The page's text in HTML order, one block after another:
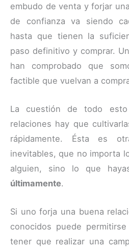
embudo de venta y forjar
de confianza va siendo
hasta que tienen la
paso definitivo y comprar.
han comprobado que
factible que vuelvan a
La cuestión de todo
relaciones hay que
rápidamente. Ésta es
inevitables, que no importa
alguien, sino lo que
últimamente.
Si uno forja una buena
conocidos puede
tener que realizar una